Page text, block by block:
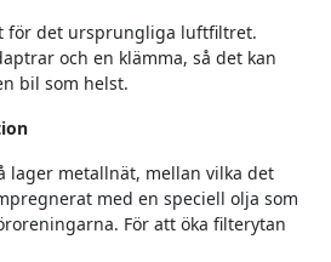
för det ursprungliga luftfiltret.
och en klämma, så det kan
bil som helst.
lager metallnät, mellan vilka det
med en speciell olja som
För att öka filterytan